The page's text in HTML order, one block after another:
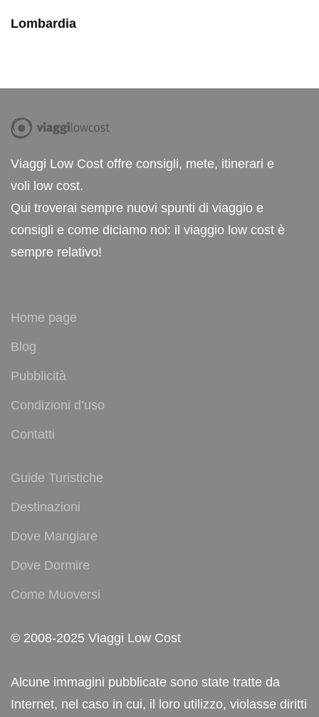
Lombardia
Viaggi Low Cost offre consigli, mete, itinerari e
voli low cost.
Qui troverai sempre nuovi spunti di viaggio e
consigli e come diciamo noi: il viaggio low cost è
sempre relativo!
Home page
Blog
Pubblicità
Condizioni d’uso
Contatti
Guide Turistiche
Destinazioni
Dove Mangiare
Dove Dormire
Come Muoversi
© 2008-2025 Viaggi Low Cost
Alcune immagini pubblicate sono state tratte da
Internet, nel caso in cui, il loro utilizzo, violasse diritti